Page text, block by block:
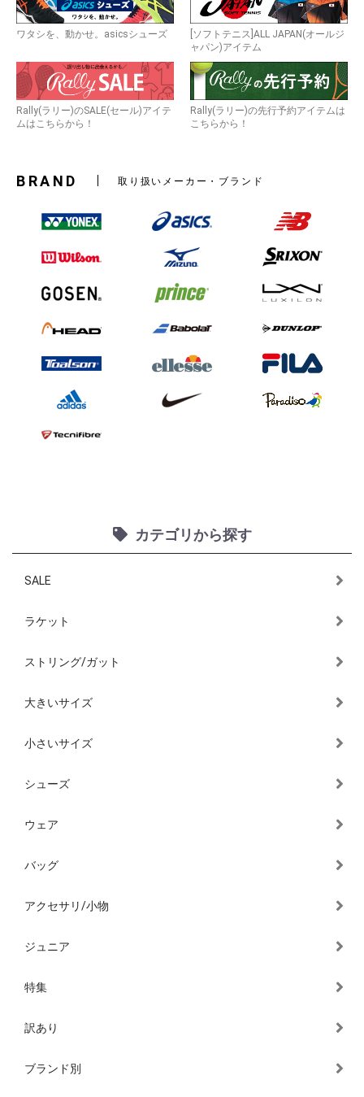
ワタシを、動かせ。asicsシューズ
[ソフトテニス]ALL JAPAN(オールジ
ャパン)アイテム
Rally(ラリー)のSALE(セール)アイテ
ムはこちらから！
Rally(ラリー)の先行予約アイテムは
こちらから！
BRAND 取り扱いメーカー・ブランド
カテゴリから探す
SALE
ラケット
ストリング/ガット
大きいサイズ
小さいサイズ
シューズ
ウェア
バッグ
アクセサリ/小物
ジュニア
特集
訳あり
ブランド別